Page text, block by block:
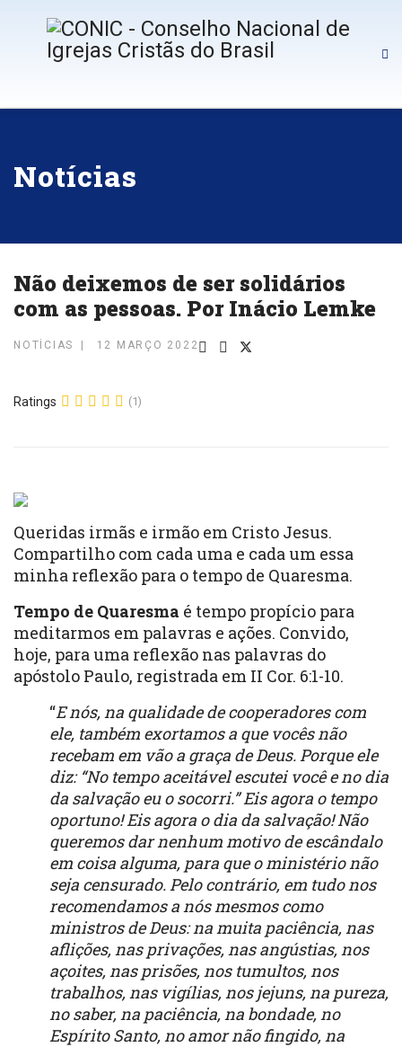
Notícias
Não deixemos de ser solidários
com as pessoas. Por Inácio Lemke
NOTÍCIAS 12 MARÇO 2022
Ratings (1)
Queridas irmãs e irmão em Cristo Jesus.
Compartilho com cada uma e cada um essa
minha reflexão para o tempo de Quaresma.
Tempo de Quaresma é tempo propício para
meditarmos em palavras e ações. Convido,
hoje, para uma reflexão nas palavras do
apóstolo Paulo, registrada em II Cor. 6:1-10.
“E nós, na qualidade de cooperadores com
ele, também exortamos a que vocês não
recebam em vão a graça de Deus. Porque ele
diz: “No tempo aceitável escutei você e no dia
da salvação eu o socorri.” Eis agora o tempo
oportuno! Eis agora o dia da salvação! Não
queremos dar nenhum motivo de escândalo
em coisa alguma, para que o ministério não
seja censurado. Pelo contrário, em tudo nos
recomendamos a nós mesmos como
ministros de Deus: na muita paciência, nas
aflições, nas privações, nas angústias, nos
açoites, nas prisões, nos tumultos, nos
trabalhos, nas vigílias, nos jejuns, na pureza,
no saber, na paciência, na bondade, no
Espírito Santo, no amor não fingido, na